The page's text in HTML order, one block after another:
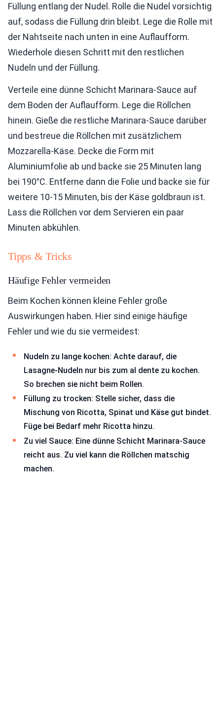
Füllung entlang der Nudel. Rolle die Nudel vorsichtig
auf, sodass die Füllung drin bleibt. Lege die Rolle mit
der Nahtseite nach unten in eine Auflaufform.
Wiederhole diesen Schritt mit den restlichen
Nudeln und der Füllung.
Verteile eine dünne Schicht Marinara-Sauce auf
dem Boden der Auflaufform. Lege die Röllchen
hinein. Gieße die restliche Marinara-Sauce darüber
und bestreue die Röllchen mit zusätzlichem
Mozzarella-Käse. Decke die Form mit
Aluminiumfolie ab und backe sie 25 Minuten lang
bei 190°C. Entferne dann die Folie und backe sie für
weitere 10-15 Minuten, bis der Käse goldbraun ist.
Lass die Röllchen vor dem Servieren ein paar
Minuten abkühlen.
Tipps & Tricks
Häufige Fehler vermeiden
Beim Kochen können kleine Fehler große
Auswirkungen haben. Hier sind einige häufige
Fehler und wie du sie vermeidest:
Nudeln zu lange kochen: Achte darauf, die
Lasagne-Nudeln nur bis zum al dente zu kochen.
So brechen sie nicht beim Rollen.
Füllung zu trocken: Stelle sicher, dass die
Mischung von Ricotta, Spinat und Käse gut bindet.
Füge bei Bedarf mehr Ricotta hinzu.
Zu viel Sauce: Eine dünne Schicht Marinara-Sauce
reicht aus. Zu viel kann die Röllchen matschig
machen.